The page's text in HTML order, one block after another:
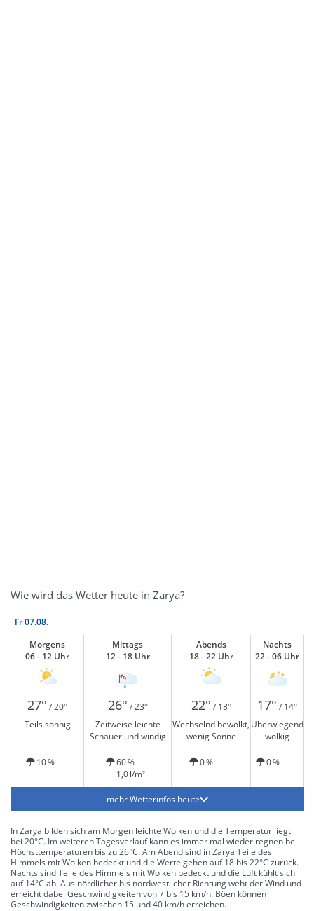
Wie wird das Wetter heute in Zarya?
Fr07.08.
Morgens
06 - 12 Uhr
Mittags
12 - 18 Uhr
Abends
18 - 22 Uhr
Nachts
22 - 06 Uhr
27° / 20° 26° / 23° 22° / 18° 17° / 14°
Teils sonnig
Zeitweise leichte
Schauer und windig
Wechselnd bewölkt,
wenig Sonne
Überwiegend
wolkig
10 %
60 %
1,0 l/m²
0 % 0 %
mehr Wetterinfos heute
In Zarya bilden sich am Morgen leichte Wolken und die Temperatur liegt
bei 20°C. Im weiteren Tagesverlauf kann es immer mal wieder regnen bei
Höchsttemperaturen bis zu 26°C. Am Abend sind in Zarya Teile des
Himmels mit Wolken bedeckt und die Werte gehen auf 18 bis 22°C zurück.
Nachts sind Teile des Himmels mit Wolken bedeckt und die Luft kühlt sich
auf 14°C ab. Aus nördlicher bis nordwestlicher Richtung weht der Wind und
erreicht dabei Geschwindigkeiten von 7 bis 15 km/h. Böen können
Geschwindigkeiten zwischen 15 und 40 km/h erreichen.